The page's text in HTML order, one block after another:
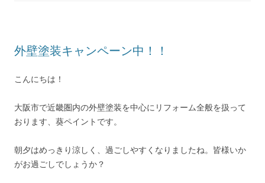
外壁塗装キャンペーン中！！
こんにちは！
大阪市で近畿圏内の外壁塗装を中心にリフォーム全般を扱って
おります、葵ペイントです。
朝夕はめっきり涼しく、過ごしやすくなりましたね。皆様いか
がお過ごしでしょうか？